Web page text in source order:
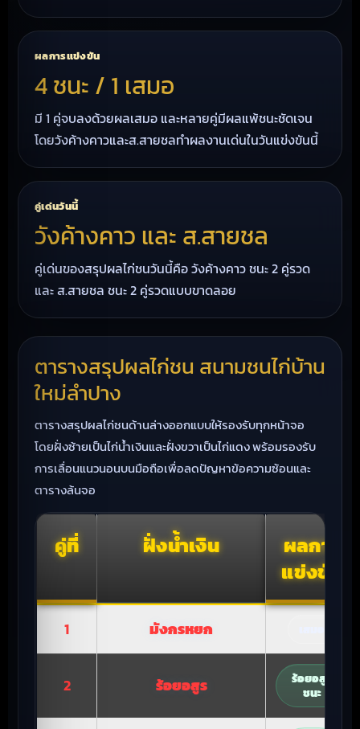
ผลการแข่งขัน
4 ชนะ / 1 เสมอ
มี 1 คู่จบลงด้วยผลเสมอ และหลายคู่มีผลแพ้ชนะชัดเจน
โดยวังค้างคาวและส.สายชลทำผลงานเด่นในวันแข่งขันนี้
คู่เด่นวันนี้
วังค้างคาว และ ส.สายชล
คู่เด่นของสรุปผลไก่ชนวันนี้คือ วังค้างคาว ชนะ 2 คู่รวด
และ ส.สายชล ชนะ 2 คู่รวดแบบขาดลอย
ตารางสรุปผลไก่ชน สนามชนไก่บ้าน
ใหม่ลำปาง
ตารางสรุปผลไก่ชนด้านล่างออกแบบให้รองรับทุกหน้าจอ
โดยฝั่งซ้ายเป็นไก่น้ำเงินและฝั่งขวาเป็นไก่แดง พร้อมรองรับ
การเลื่อนแนวนอนบนมือถือเพื่อลดปัญหาข้อความซ้อนและ
ตารางล้นจอ
คู่ที่ ฝั่งน้ำเงิน
ผลการ
แข่งขัน
1 มังกรหยก
2 ร้อยอสูร
ร้อยอสูร
ชนะ